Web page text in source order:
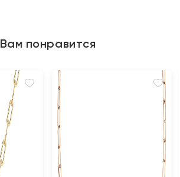
Вам понравится